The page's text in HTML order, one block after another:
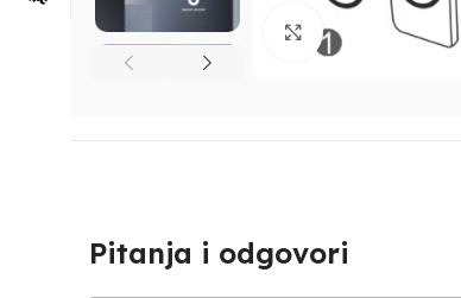
Klikni za uvećanje
Pitanja i odgovori